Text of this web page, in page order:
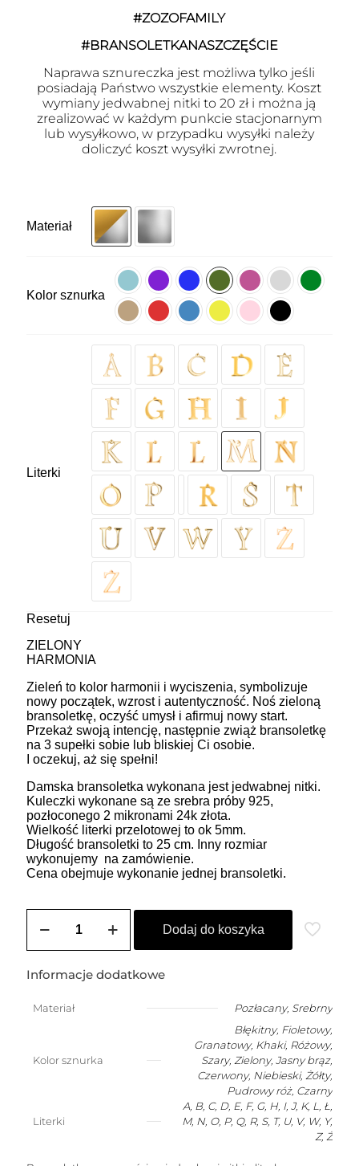
#ZOZOFAMILY
#BRANSOLETKANASZCZĘŚCIE
Naprawa sznureczka jest możliwa tylko jeśli
posiadają Państwo wszystkie elementy. Koszt
wymiany jedwabnej nitki to 20 zł i można ją
zrealizować w każdym punkcie stacjonarnym
lub wysyłkowo, w przypadku wysyłki należy
doliczyć koszt wysyłki zwrotnej.
Materiał
Kolor sznurka
Literki
Resetuj
ZIELONY
HARMONIA
Zieleń to kolor harmonii i wyciszenia, symbolizuje
nowy początek, wzrost i autentyczność. Noś zieloną
bransoletkę, oczyść umysł i afirmuj nowy start.
Przekaż swoją intencję, następnie zwiąż bransoletkę
na 3 supełki sobie lub bliskiej Ci osobie.
I oczekuj, aż się spełni!
Damska bransoletka wykonana jest jedwabnej nitki.
Kuleczki wykonane są ze srebra próby 925,
pozłoconego 2 mikronami 24k złota.
Wielkość literki przelotowej to ok 5mm.
Długość bransoletki to 25 cm. Inny rozmiar
wykonujemy na zamówienie.
Cena obejmuje wykonanie jednej bransoletki.
Bransoletka
szczęście
dowolną
literką
Dodaj do koszyka
Informacje dodatkowe
Materiał Pozłacany, Srebrny
Kolor sznurka
Błękitny, Fioletowy,
Granatowy, Khaki, Różowy,
Szary, Zielony, Jasny brąz,
Czerwony, Niebieski, Żółty,
Pudrowy róż, Czarny
Literki
A, B, C, D, E, F, G, H, I, J, K, L, Ł,
M, N, O, P, Q, R, S, T, U, V, W, Y,
Z, Ż